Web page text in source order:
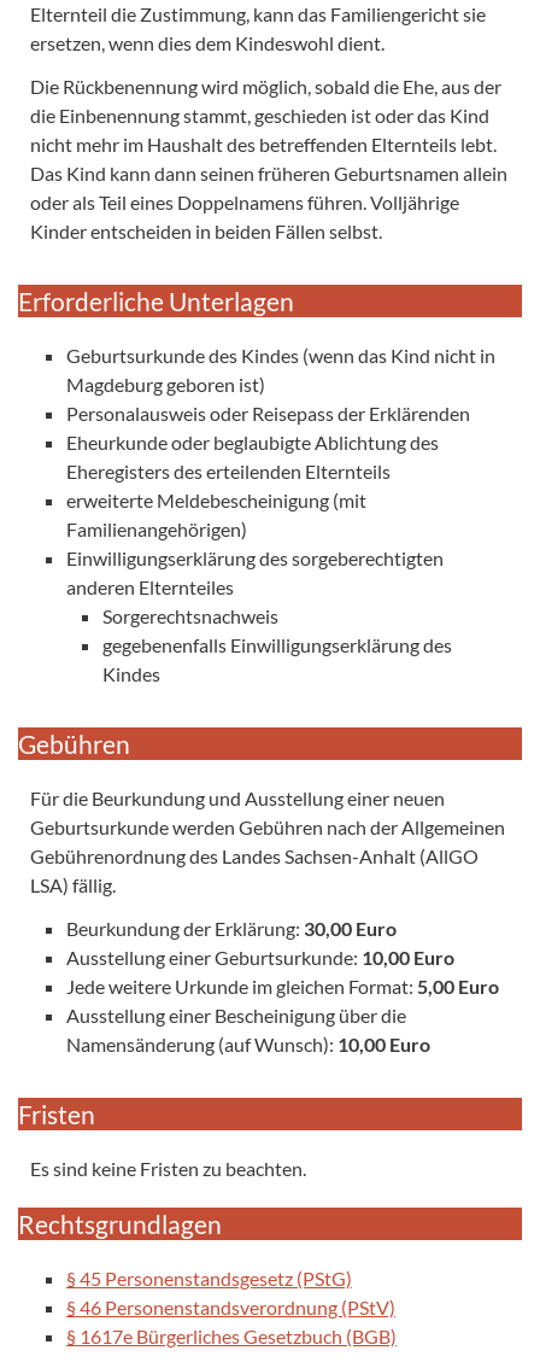
Elternteil die Zustimmung, kann das Familiengericht sie
ersetzen, wenn dies dem Kindeswohl dient.
Die Rückbenennung wird möglich, sobald die Ehe, aus der
die Einbenennung stammt, geschieden ist oder das Kind
nicht mehr im Haushalt des betreffenden Elternteils lebt.
Das Kind kann dann seinen früheren Geburtsnamen allein
oder als Teil eines Doppelnamens führen. Volljährige
Kinder entscheiden in beiden Fällen selbst.
Erforderliche Unterlagen
Geburtsurkunde des Kindes (wenn das Kind nicht in
Magdeburg geboren ist)
Personalausweis oder Reisepass der Erklärenden
Eheurkunde oder beglaubigte Ablichtung des
Eheregisters des erteilenden Elternteils
erweiterte Meldebescheinigung (mit
Familienangehörigen)
Einwilligungserklärung des sorgeberechtigten
anderen Elternteiles
Sorgerechtsnachweis
gegebenenfalls Einwilligungserklärung des
Kindes
Gebühren
Für die Beurkundung und Ausstellung einer neuen
Geburtsurkunde werden Gebühren nach der Allgemeinen
Gebührenordnung des Landes Sachsen-Anhalt (AllGO
LSA) fällig.
Beurkundung der Erklärung: 30,00 Euro
Ausstellung einer Geburtsurkunde: 10,00 Euro
Jede weitere Urkunde im gleichen Format: 5,00 Euro
Ausstellung einer Bescheinigung über die
Namensänderung (auf Wunsch): 10,00 Euro
Fristen
Es sind keine Fristen zu beachten.
Rechtsgrundlagen
§ 45 Personenstandsgesetz (PStG)
§ 46 Personenstandsverordnung (PStV)
§ 1617e Bürgerliches Gesetzbuch (BGB)